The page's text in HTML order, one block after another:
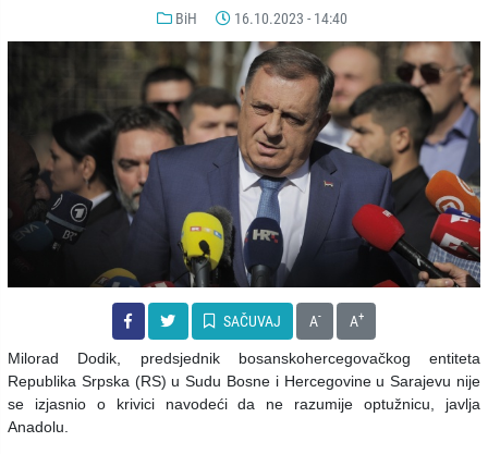
BiH 16.10.2023 - 14:40
SAČUVAJ A- A+
Milorad Dodik, predsjednik bosanskohercegovačkog entiteta
Republika Srpska (RS) u Sudu Bosne i Hercegovine u Sarajevu nije
se izjasnio o krivici navodeći da ne razumije optužnicu, javlja
Anadolu.